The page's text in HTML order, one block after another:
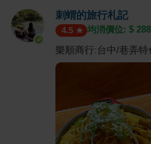
刺蝟的旅行札記
4.5 均消價位: $ 288
樂順商行:台中/巷弄